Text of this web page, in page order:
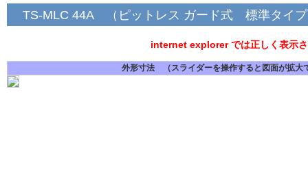
TS-MLC 44A （ピットレス ガード式 標準タイ
internet explorer では正しく表示
外形寸法 （スライダーを操作すると図面が拡大